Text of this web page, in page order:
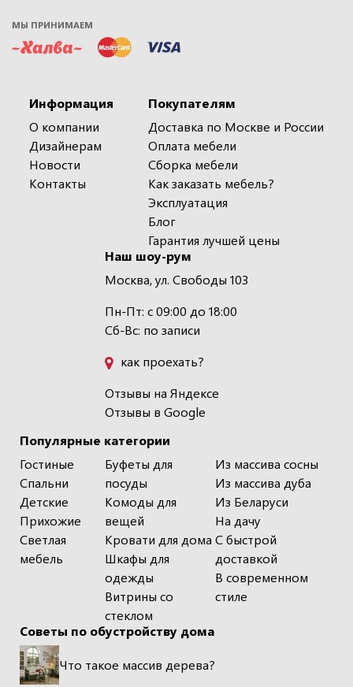
МЫ ПРИНИМАЕМ
Информация
О компании
Дизайнерам
Новости
Контакты
Популярные категории
Гостиные
Спальни
Детские
Прихожие
Светлая
мебель
Буфеты для
посуды
Комоды для
вещей
Кровати для дома
Шкафы для
одежды
Витрины со
стеклом
Из массива сосны
Из массива дуба
Из Беларуси
На дачу
С быстрой
доставкой
В современном
стиле
Покупателям
Доставка по Москве и России
Оплата мебели
Сборка мебели
Как заказать мебель?
Эксплуатация
Блог
Гарантия лучшей цены
Наш шоу-рум
Москва, ул. Свободы 103
Пн-Пт: с 09:00 до 18:00
Сб-Вс: по записи
как проехать?
Отзывы на Яндексе
Отзывы в Google
Советы по обустройству дома
Что такое массив дерева?